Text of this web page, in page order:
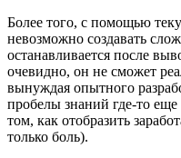
Более того, с помощью
невозможно создавать
останавливается после
очевидно, он не сможет
вынуждая опытного
пробелы знаний где-то
том, как отобразить
только боль).